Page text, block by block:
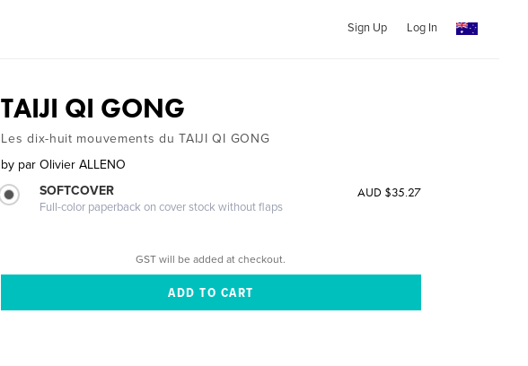
Sign Up Log In
TAIJI QI GONG
Les dix-huit mouvements du TAIJI QI GONG
by par Olivier ALLENO
SOFTCOVER
Full-color paperback on cover stock without flaps
AUD $35.27
GST will be added at checkout.